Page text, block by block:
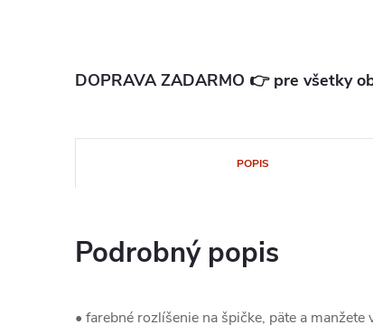
DOPRAVA ZADARMO 👉 pre všetky
POPIS
Podrobný popis
• farebné rozlíšenie na špičke, päte a